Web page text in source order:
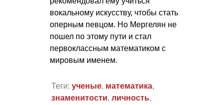
вокальному искусству, чтобы стать
оперным певцом. Но Мергелян не
пошел по этому пути и стал
первоклассным математиком с
мировым именем.
Теги: ученые, математика,
знаменитости, личность,